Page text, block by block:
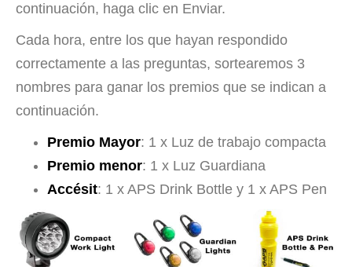
continuación, haga clic en Enviar.
Cada hora, entre los que hayan respondido
correctamente a las preguntas, sortearemos 3
nombres para ganar los premios que se indican a
continuación.
Premio Mayor: 1 x Luz de trabajo compacta
Premio menor: 1 x Luz Guardiana
Accésit: 1 x APS Drink Bottle y 1 x APS Pen